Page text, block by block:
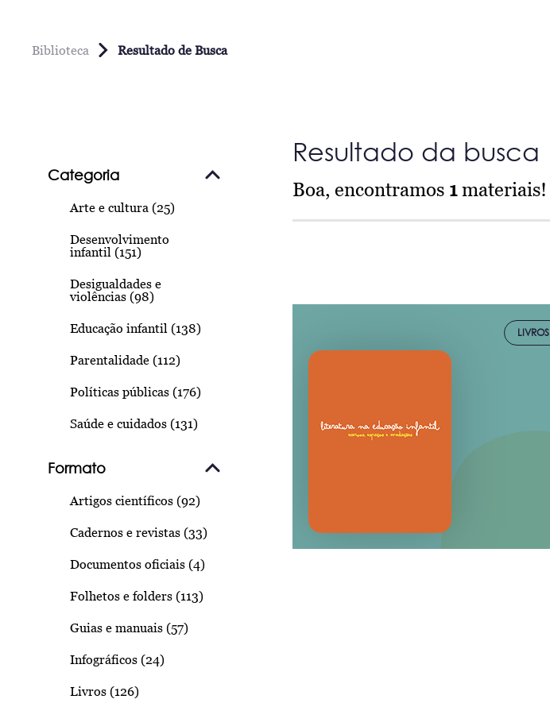
Biblioteca Resultado de Busca
Categoria
Arte e cultura (25)
Desenvolvimento
infantil (151)
Desigualdades e
violências (98)
Educação infantil (138)
Parentalidade (112)
Políticas públicas (176)
Saúde e cuidados (131)
Formato
Artigos científicos (92)
Cadernos e revistas (33)
Documentos oficiais (4)
Folhetos e folders (113)
Guias e manuais (57)
Infográficos (24)
Livros (126)
Resultado da busca
Boa, encontramos 1materiais!
LIVROS